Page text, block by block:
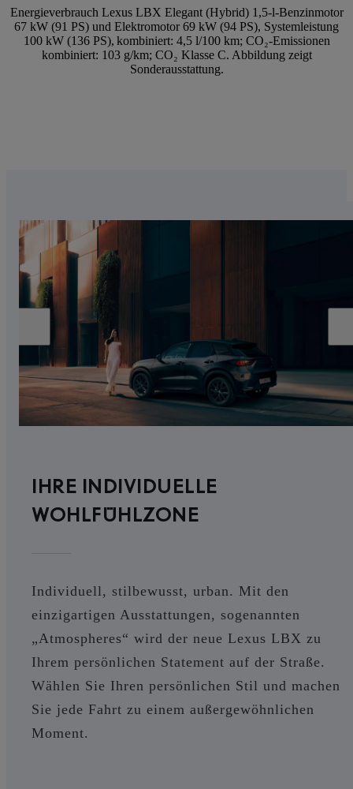
Energieverbrauch Lexus LBX Elegant (Hybrid) 1,5-l-Benzinmotor
67 kW (91 PS) und Elektromotor 69 kW (94 PS), Systemleistung
100 kW (136 PS), kombiniert: 4,5 l/100 km; CO₂-Emissionen
kombiniert: 103 g/km; CO₂ Klasse C. Abbildung zeigt
Sonderausstattung.
IHRE INDIVIDUELLE
WOHLFÜHLZONE
Individuell, stilbewusst, urban. Mit den
einzigartigen Ausstattungen, sogenannten
„Atmospheres“ wird der neue Lexus LBX zu
Ihrem persönlichen Statement auf der Straße.
Wählen Sie Ihren persönlichen Stil und machen
Sie jede Fahrt zu einem außergewöhnlichen
Moment.